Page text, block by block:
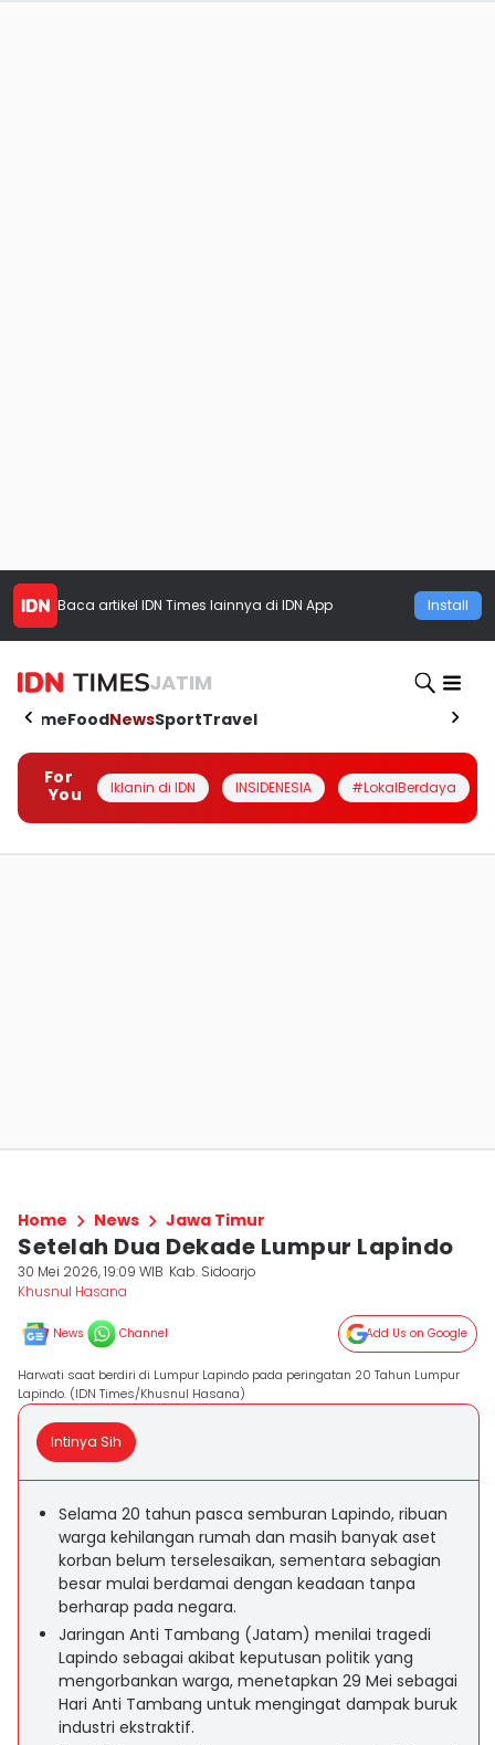
Baca artikel IDN Times lainnya di IDN App Install
JATIM
HomeFoodNewsSportTravel
For
You
Iklanin di IDN INSIDENESIA #LokalBerdaya
Home News Jawa Timur
Setelah Dua Dekade Lumpur Lapindo
30 Mei 2026, 19:09 WIB Kab. Sidoarjo
Khusnul Hasana
News Channel Add Us on Google
Harwati saat berdiri di Lumpur Lapindo pada peringatan 20 Tahun Lumpur
Lapindo. (IDN Times/Khusnul Hasana)
Intinya Sih
Selama 20 tahun pasca semburan Lapindo, ribuan
warga kehilangan rumah dan masih banyak aset
korban belum terselesaikan, sementara sebagian
besar mulai berdamai dengan keadaan tanpa
berharap pada negara.
Jaringan Anti Tambang (Jatam) menilai tragedi
Lapindo sebagai akibat keputusan politik yang
mengorbankan warga, menetapkan 29 Mei sebagai
Hari Anti Tambang untuk mengingat dampak buruk
industri ekstraktif.